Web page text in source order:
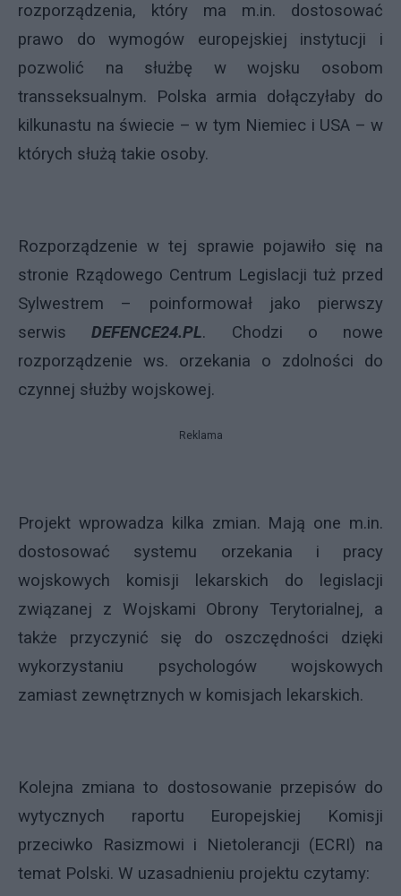
rozporządzenia, który ma m.in. dostosować
prawo do wymogów europejskiej instytucji i
pozwolić na służbę w wojsku osobom
transseksualnym. Polska armia dołączyłaby do
kilkunastu na świecie – w tym Niemiec i USA – w
których służą takie osoby.
Rozporządzenie w tej sprawie pojawiło się na
stronie Rządowego Centrum Legislacji tuż przed
Sylwestrem – poinformował jako pierwszy
serwisDEFENCE24.PL. Chodzi o nowe
rozporządzenie ws. orzekania o zdolności do
czynnej służby wojskowej.
Reklama
Projekt wprowadza kilka zmian. Mają one m.in.
dostosować systemu orzekania i pracy
wojskowych komisji lekarskich do legislacji
związanej z Wojskami Obrony Terytorialnej, a
także przyczynić się do oszczędności dzięki
wykorzystaniu psychologów wojskowych
zamiast zewnętrznych w komisjach lekarskich.
Kolejna zmiana to dostosowanie przepisów do
wytycznych raportu Europejskiej Komisji
przeciwko Rasizmowi i Nietolerancji (ECRI) na
temat Polski. W uzasadnieniu projektu czytamy: